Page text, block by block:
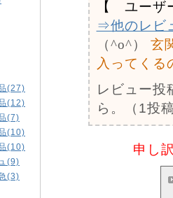
(27)
(12)
(7)
(10)
(10)
(9)
(3)
【 ユーザ
⇒他のレビ
（^o^）
玄
入ってくる
レビュー投
ら。（1投
申し